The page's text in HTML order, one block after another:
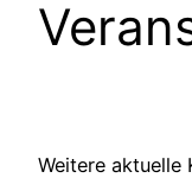
Weitere aktuelle